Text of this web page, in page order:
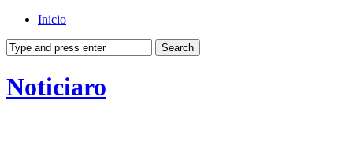
Inicio
Noticiaro